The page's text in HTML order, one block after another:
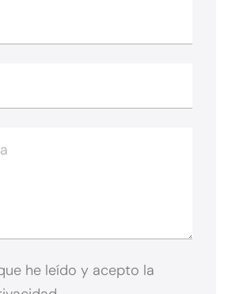
he leído y acepto la